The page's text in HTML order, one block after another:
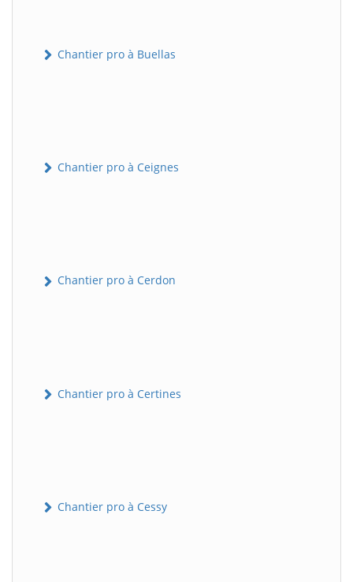
Chantier pro à Buellas
Chantier pro à Ceignes
Chantier pro à Cerdon
Chantier pro à Certines
Chantier pro à Cessy